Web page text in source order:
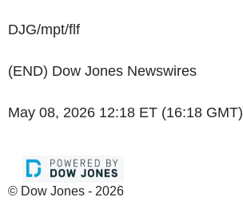
DJG/mpt/flf
(END) Dow Jones Newswires
May 08, 2026 12:18 ET (16:18 GMT)
© Dow Jones - 2026